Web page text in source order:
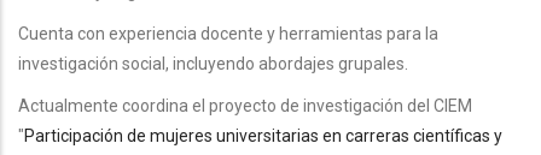
Cuenta con experiencia docente y herramientas para la
investigación social, incluyendo abordajes grupales.
Actualmente coordina el proyecto de investigación del CIEM
"Participación de mujeres universitarias en carreras científicas y